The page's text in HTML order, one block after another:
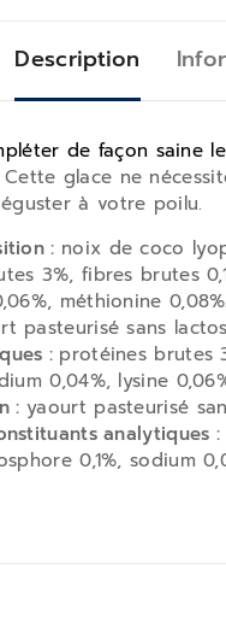
Description
de façon saine
glace ne
à votre poilu.
: noix de coco
3%, fibres brutes
méthionine
pasteurisé sans
: protéines brutes
0,04%, lysine
: yaourt pasteurisé
analytiques :
0,1%, sodium